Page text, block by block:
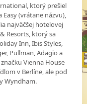
ktorý prešiel
(vrátane názvu),
najväčšej hotelovej
Resorts, ktorý sa
Inn, Ibis Styles,
Pullman, Adagio a
Vienna House
v Berlíne, ale pod
Wyndham.